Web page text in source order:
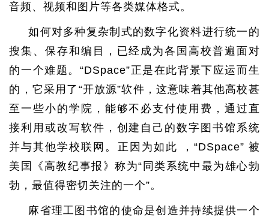
音频、视频和图片等各类媒体格式。
如何对多种复杂制式的数字化资料进行统一的
搜集、保存和编目，已经成为各国高校普遍面对
的一个难题。“DSpace”正是在此背景下应运而生
的，它采用了“开放源”软件，这意味着其他高校甚
至一些小的学院，能够不必支付使用费，通过直
接利用或改写软件，创建自己的数字图书馆系统
并与其他学校联网。正因为如此 ，“DSpace” 被
美国《高教纪事报》称为“同类系统中最为雄心勃
勃，最值得密切关注的一个”。
麻省理工图书馆的使命是创造并持续提供一个